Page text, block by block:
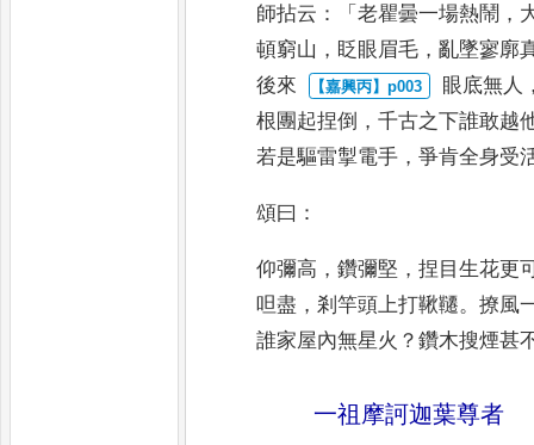
師拈云 ：「老瞿曇一場熱鬧 ，
頓窮山 ， 眨眼眉毛 ，亂墜寥廓
後來
眼底無人
根團起捏倒 ，千古之下誰敢越
若是驅雷掣電手 ，爭肯全身受
頌曰 ：
仰彌高 ，鑽彌堅 ，捏目生花更
呾盡 ， 剎竿頭上打鞦韆。撩風
誰家屋內無星火 ？鑽木搜煙甚
一祖摩訶迦葉尊者